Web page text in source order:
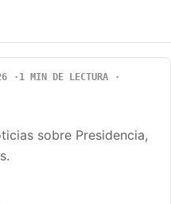
1 MIN DE LECTURA
sobre Presidencia,